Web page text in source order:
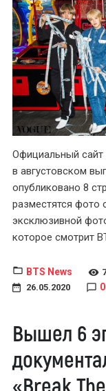
Официальный сайт
в августовском
опубликовано 8
разместятся фото
эксклюзивной
которое смотрит
BTS News
26.05.2020 0
Вышел 6
«Break